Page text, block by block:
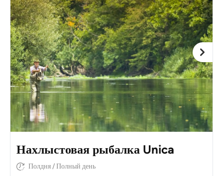
Нахлыстовая рыбалка Unica
Полдня / Полный день